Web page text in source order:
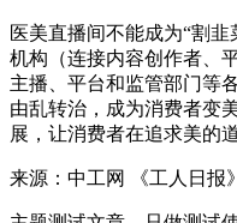
医美直播间不能成为“割
机构（连接内容创作者、
主播、平台和监管部门等
由乱转治，成为消费者变
展，让消费者在追求美的
来源：中工网 《工人日报